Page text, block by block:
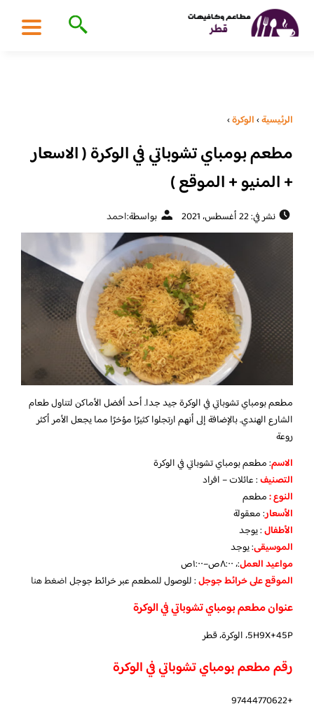
الرئيسية›الوكرة›
مطعم بومباي تشوباتي في الوكرة ( الاسعار
+ المنيو + الموقع )
نشر في: 22 أغسطس، 2021 بواسطة:احمد
مطعم بومباي تشوباتي في الوكرة جيد جدا. أحد أفضل الأماكن لتناول طعام
الشارع الهندي. بالإضافة إلى أنهم ارتجلوا كثيرًا مؤخرًا مما يجعل الأمر أكثر
روعة
الاسم: مطعم بومباي تشوباتي في الوكرة
التصنيف: عائلات – افراد
النوع :مطعم
الأسعار:معقولة
الأطفال:يوجد
الموسيقى:يوجد
مواعيد العمل:، ٨:٠٠ص–١:٠٠ص
الموقع على خرائط جوجل: للوصول للمطعم عبر خرائط جوجلاضغط هنا
عنوان مطعم بومباي تشوباتي في الوكرة
5H9X+45P، الوكرة، قطر
رقم مطعم بومباي تشوباتي في الوكرة
+97444770622